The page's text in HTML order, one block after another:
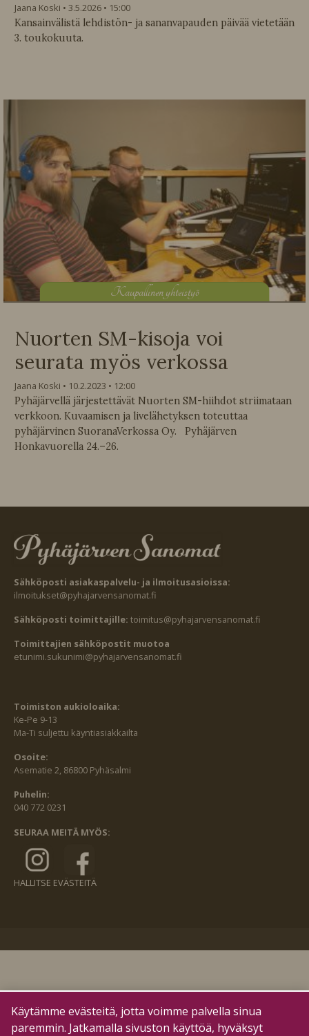
Jaana Koski 3.5.2026
15:00
Kansainvälistä lehdistön- ja sananvapauden päivää vietetään
3. toukokuuta.
Kaupallinen yhteistyö
Nuorten SM-kisoja voi
seurata myös verkossa
Jaana Koski 10.2.2023
12:00
Pyhäjärvellä järjestettävät Nuorten SM-hiihdot striimataan
verkkoon. Kuvaamisen ja livelähetyksen toteuttaa
pyhäjärvinen SuoranaVerkossa Oy. Pyhäjärven
Honkavuorella 24.–26.
Sähköposti asiakaspalvelu- ja ilmoitusasioissa:
ilmoitukset@pyhajarvensanomat.fi
Sähköposti toimittajille: toimitus@pyhajarvensanomat.fi
Toimittajien sähköpostit muotoa
etunimi.sukunimi@pyhajarvensanomat.fi
Toimiston aukioloaika:
Ke-Pe 9-13
Ma-Ti suljettu käyntiasiakkailta
Osoite:
Asematie 2, 86800 Pyhäsalmi
Puhelin:
040 772 0231
SEURAA MEITÄ MYÖS:
HALLITSE EVÄSTEITÄ
Käytämme evästeitä, jotta voimme palvella sinua
paremmin. Jatkamalla sivuston käyttöä, hyväksyt